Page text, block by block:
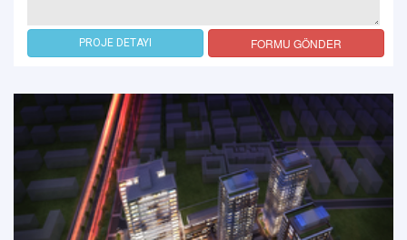
PROJE DETAYI FORMU GÖNDER